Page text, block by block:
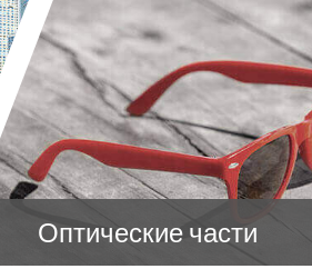
Оптические части